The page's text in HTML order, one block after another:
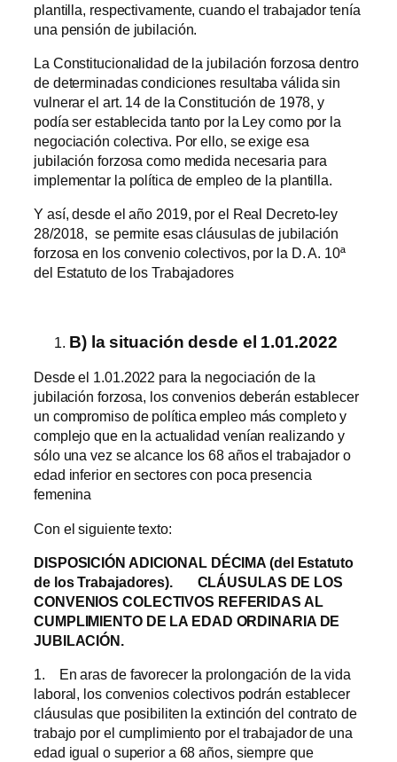
plantilla, respectivamente, cuando el trabajador tenía
una pensión de jubilación.
La Constitucionalidad de la jubilación forzosa dentro
de determinadas condiciones resultaba válida sin
vulnerar el art. 14 de la Constitución de 1978, y
podía ser establecida tanto por la Ley como por la
negociación colectiva. Por ello, se exige esa
jubilación forzosa como medida necesaria para
implementar la política de empleo de la plantilla.
Y así, desde el año 2019, por el Real Decreto-ley
28/2018, se permite esas cláusulas de jubilación
forzosa en los convenio colectivos, por la D. A. 10ª
del Estatuto de los Trabajadores
B) la situación desde el 1.01.2022
Desde el 1.01.2022 para la negociación de la
jubilación forzosa, los convenios deberán establecer
un compromiso de política empleo más completo y
complejo que en la actualidad venían realizando y
sólo una vez se alcance los 68 años el trabajador o
edad inferior en sectores con poca presencia
femenina
Con el siguiente texto:
DISPOSICIÓN ADICIONAL DÉCIMA (del Estatuto
de los Trabajadores).
CLÁUSULAS DE LOS
CONVENIOS COLECTIVOS REFERIDAS AL
CUMPLIMIENTO DE LA EDAD ORDINARIA DE
JUBILACIÓN.
1. En aras de favorecer la prolongación de la vida
laboral, los convenios colectivos podrán establecer
cláusulas que posibiliten la extinción del contrato de
trabajo por el cumplimiento por el trabajador de una
edad igual o superior a 68 años, siempre que